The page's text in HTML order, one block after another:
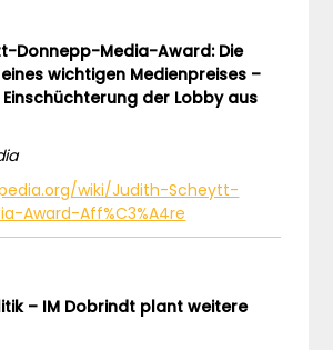
Donnepp-Media-Award: Die
wichtigen Medienpreises –
der Lobby aus
wiki/Judith-Scheytt-
Award-Aff%C3%A4re
– IM Dobrindt plant weitere